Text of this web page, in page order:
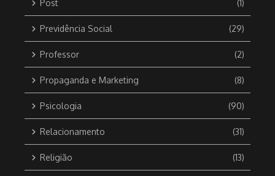
Post (1)
Previdência Social (29)
Professor (2)
Propaganda e Marketing (8)
Psicologia (90)
Relacionamento (31)
Religião (13)